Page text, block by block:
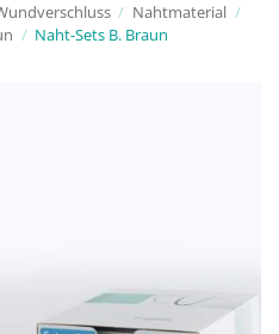
/ Nahtmaterial /
/ Naht-Sets B. Braun